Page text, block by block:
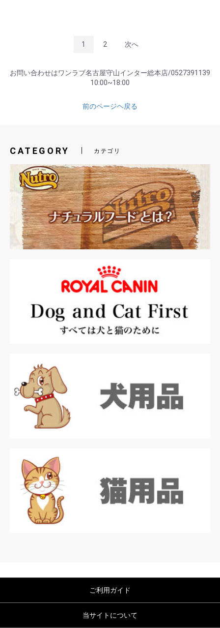
1 2 次へ
お問い合わせはワンラブ名古屋守山インター総本店/0527391139
10:00~18:00
前のページヘ戻る
CATEGORY カテゴリ
ご利用ガイド
当サイトについて